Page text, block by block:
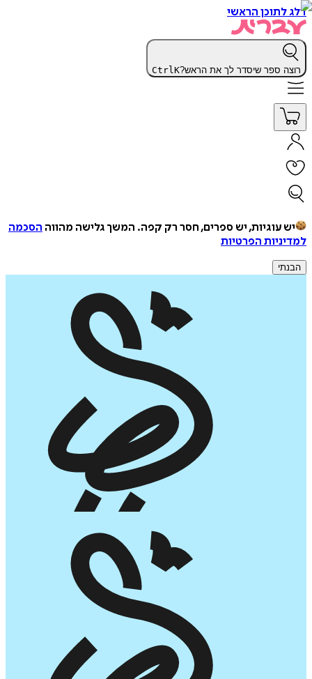
דלג לתוכן הראשי
רוצה ספר שיסדר לך את הראש? CtrlK
יש עוגיות, יש ספרים, חסר רק קפה. המשך גלישה מהווה הסכמה
למדיניות הפרטיות
הבנתי